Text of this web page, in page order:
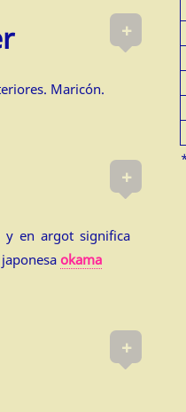
+
Maricón.
+
y en argot significa
okama
+